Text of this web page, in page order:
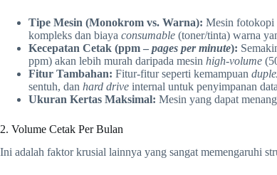
Tipe Mesin (Monokrom vs. Warna): Mesin fotokopi
kompleks dan biaya consumable (toner/tinta) warna
Kecepatan Cetak (ppm – pages per minute):
ppm) akan lebih murah daripada mesin high-volume
Fitur Tambahan: Fitur-fitur seperti kemampuan
sentuh, dan hard drive internal untuk penyimpanan
Ukuran Kertas Maksimal: Mesin yang dapat
2. Volume Cetak Per Bulan
Ini adalah faktor krusial lainnya yang sangat memengaruhi